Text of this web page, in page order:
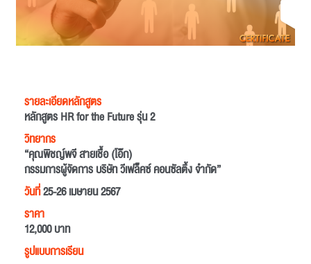
รายละเอียดหลักสูตร
หลักสูตร HR for the Future รุ่น 2
วิทยากร
“คุณพิชญ์พจี สายเชื้อ (โอ๊ก)
กรรมการผู้จัดการ บริษัท วีเฟล็คซ์ คอนซัลติ้ง จำกัด”
วันที่25-26 เมษายน 2567
ราคา
12,000 บาท
รูปแบบการเรียน